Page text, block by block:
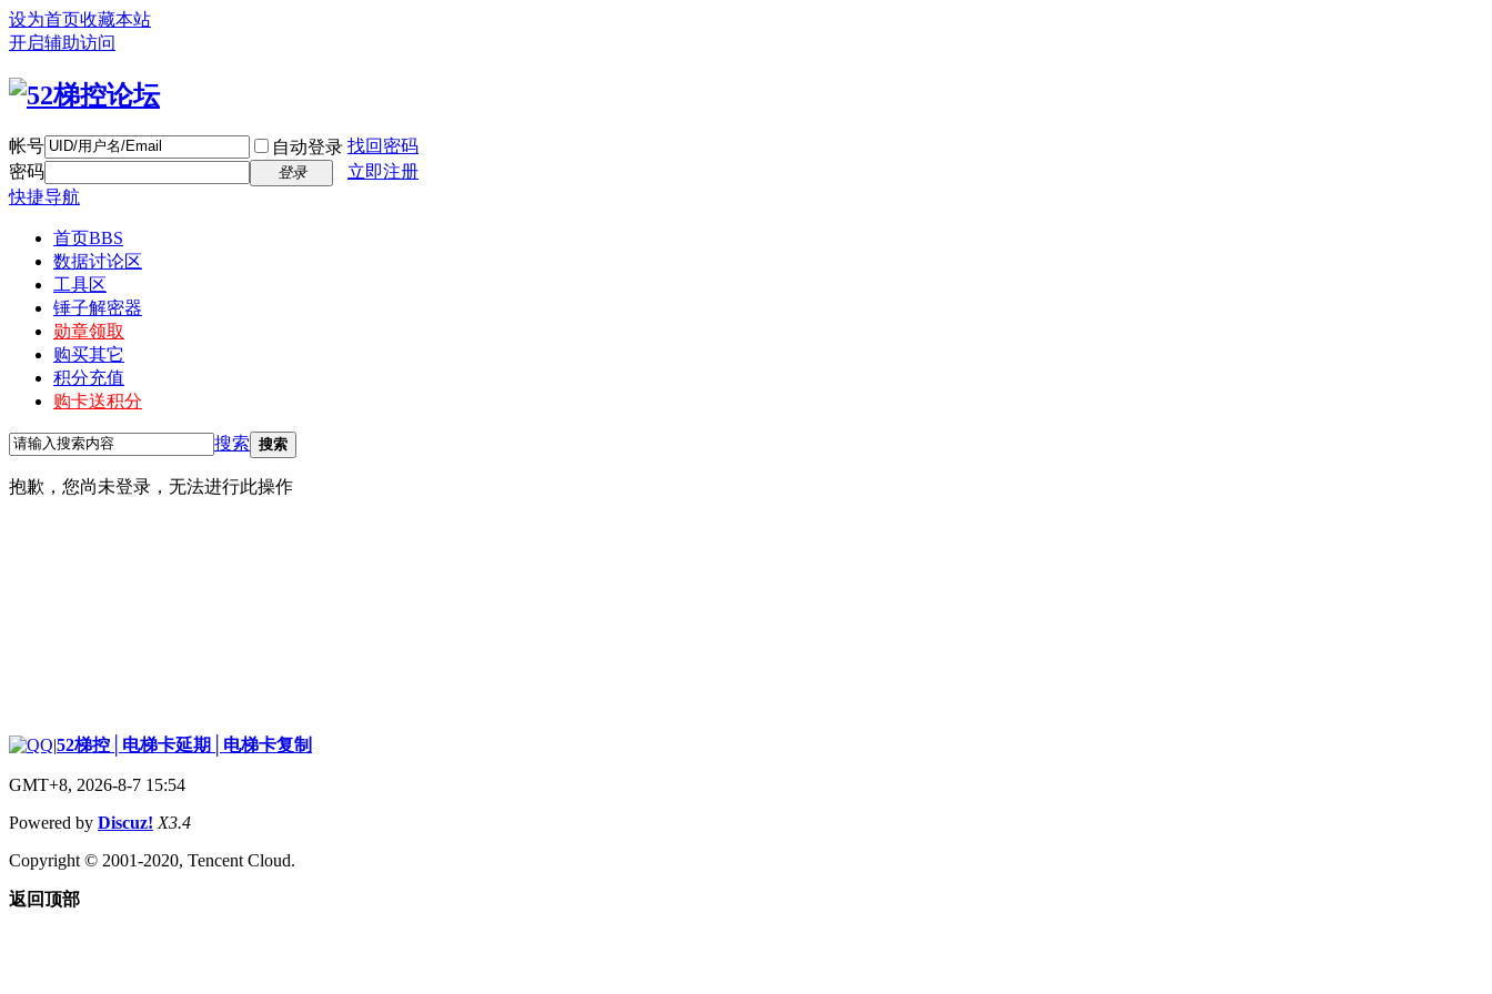
设为首页收藏本站
开启辅助访问
帐号 自动登录 找回密码
密码
登录
立即注册
快捷导航
首页BBS
数据讨论区
工具区
锤子解密器
勋章领取
购买其它
积分充值
购卡送积分
搜索 搜索
抱歉，您尚未登录，无法进行此操作
|52梯控│电梯卡延期│电梯卡复制
GMT+8, 2026-8-7 15:54
Powered by Discuz! X3.4
Copyright © 2001-2020, Tencent Cloud.
返回顶部